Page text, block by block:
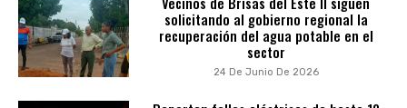
solicitando al gobierno regional la
recuperación del agua potable en el
sector
24 De Junio De 2026